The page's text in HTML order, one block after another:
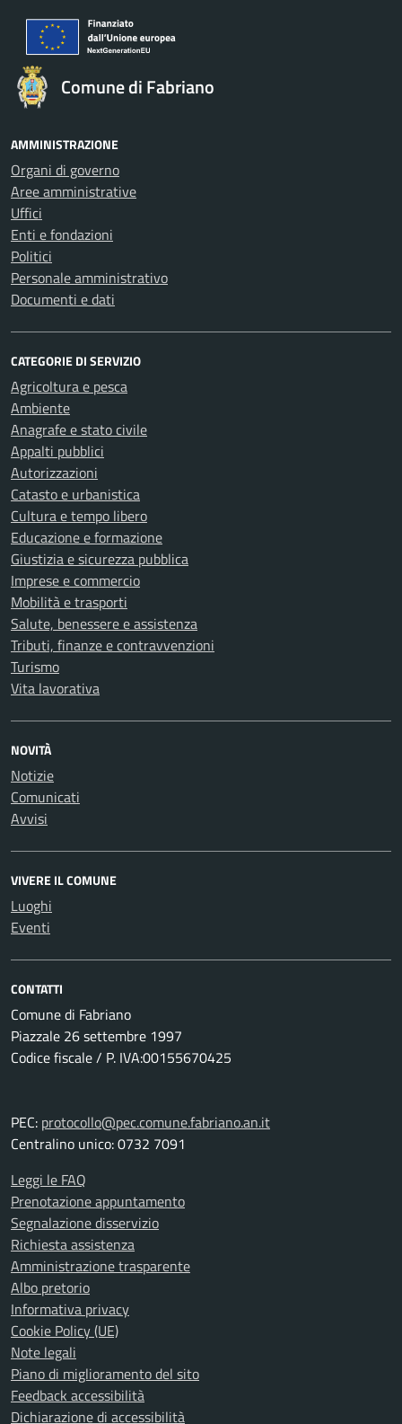
Comune di Fabriano
AMMINISTRAZIONE
Organi di governo
Aree amministrative
Uffici
Enti e fondazioni
Politici
Personale amministrativo
Documenti e dati
CATEGORIE DI SERVIZIO
Agricoltura e pesca
Ambiente
Anagrafe e stato civile
Appalti pubblici
Autorizzazioni
Catasto e urbanistica
Cultura e tempo libero
Educazione e formazione
Giustizia e sicurezza pubblica
Imprese e commercio
Mobilità e trasporti
Salute, benessere e assistenza
Tributi, finanze e contravvenzioni
Turismo
Vita lavorativa
NOVITÀ
Notizie
Comunicati
Avvisi
VIVERE IL COMUNE
Luoghi
Eventi
CONTATTI
Comune di Fabriano
Piazzale 26 settembre 1997
Codice fiscale / P. IVA:00155670425
PEC: protocollo@pec.comune.fabriano.an.it
Centralino unico: 0732 7091
Leggi le FAQ
Prenotazione appuntamento
Segnalazione disservizio
Richiesta assistenza
Amministrazione trasparente
Albo pretorio
Informativa privacy
Cookie Policy (UE)
Note legali
Piano di miglioramento del sito
Feedback accessibilità
Dichiarazione di accessibilità